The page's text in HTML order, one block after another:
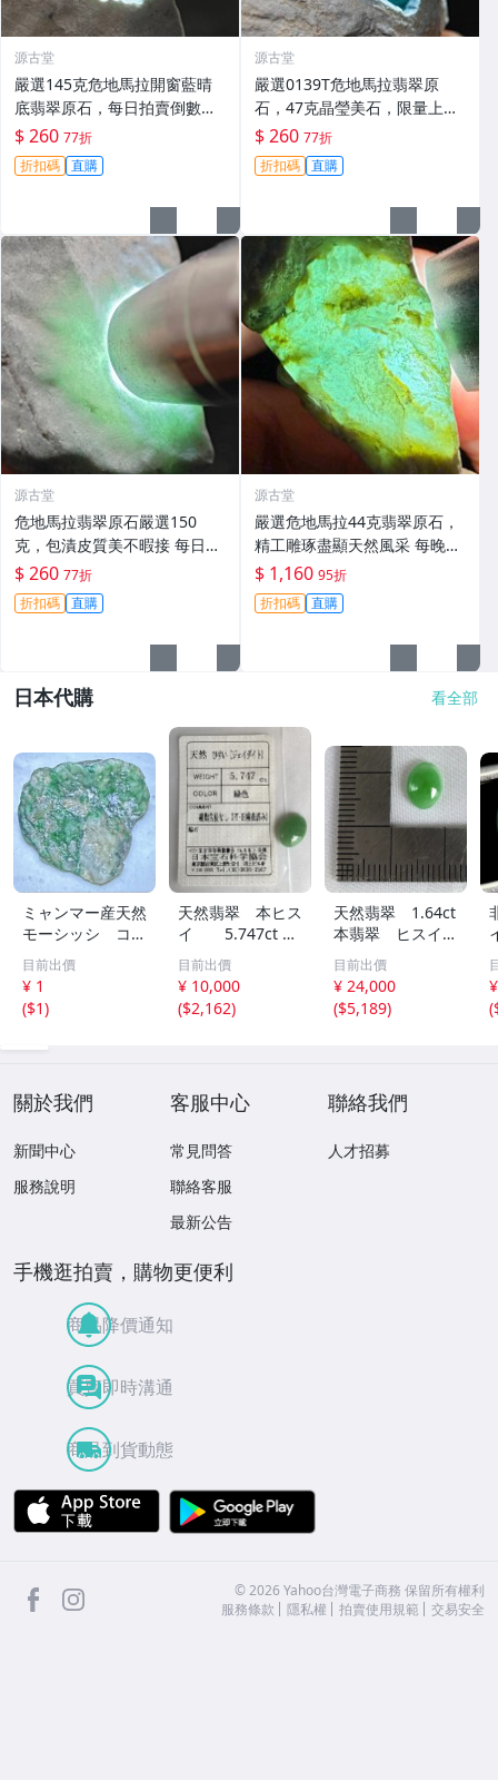
源古堂
嚴選145克危地馬拉開窗藍晴
底翡翠原石，每日拍賣倒數計
時，即刻競拍。危地馬拉翡翠
擬價 藍色翡翠 晶塊 夜拍截標
十一點
$ 260 77折
折扣碼 直購
源古堂
嚴選0139T危地馬拉翡翠原
石，47克晶瑩美石，限量上
拍，今夜11點截標！真實成交
等你來。危地馬拉 翡翠原石 拍
賣
$ 260 77折
折扣碼 直購
源古堂
危地馬拉翡翠原石嚴選150
克，包漬皮質美不暇接 每日拍
賣晚11點截標 真實成交 危地
馬拉、翡翠原石、包漿皮
$ 260 77折
折扣碼 直購
源古堂
嚴選危地馬拉44克翡翠原石，
精工雕琢盡顯天然風采 每晚11
點截標 日拍推薦 危地馬拉 翡
翠原石 雕琢作品
$ 1,160 95折
折扣碼 直購
日本代購 看全部
ミャンマー産天然
モーシッシ コス
モクロア 翡翠輝
石 原石20.16g^
^激レア石^ ^
目前出價
¥ 1
($1)
天然翡翠 本ヒス
イ 5.747ct 日
宝協ソーティン
グ ルース
天然ひすい
目前出價
¥ 10,000
($2,162)
天然翡翠 1.64ct
本翡翠 ヒスイ
ジェイダイト ル
ース
目前出價
¥ 24,000
($5,189)
(
關於我們
新聞中心
服務說明
客服中心
常見問答
聯絡客服
最新公告
聯絡我們
人才招募
手機逛拍賣，購物更便利
商品降價通知
買賣即時溝通
商品到貨動態
APP Store
facebook ©2026 Yahoo台灣電子商務 保留所有權利
服務條款
隱私權 拍賣使用規範 交易安全